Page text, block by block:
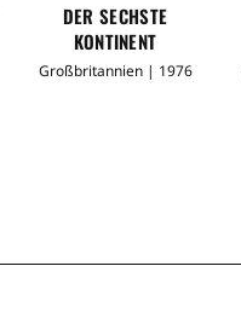
DER SECHSTE
KONTINENT
Großbritannien | 1976